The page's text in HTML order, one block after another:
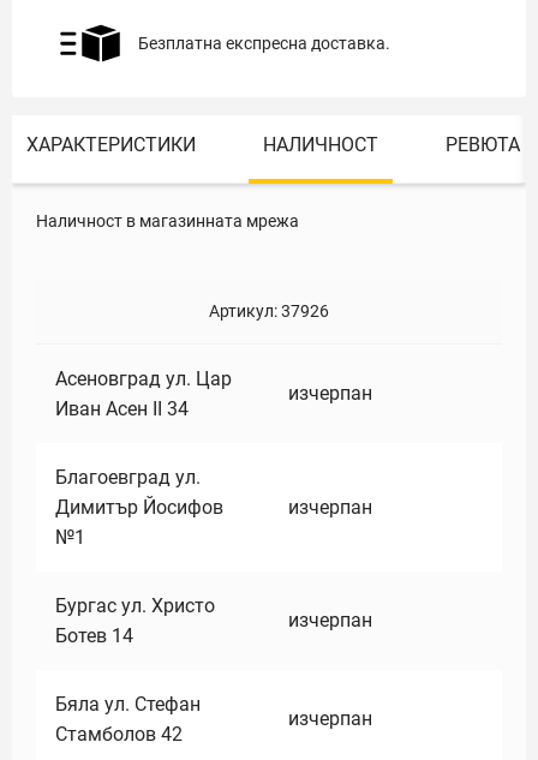
Безплатна експресна доставка.
ХАРАКТЕРИСТИКИ НАЛИЧНОСТ РЕВЮТА
Наличност в магазинната мрежа
Артикул:37926
Асеновград ул. Цар
Иван Асен II 34
изчерпан
Благоевград ул.
Димитър Йосифов
№1
изчерпан
Бургас ул. Христо
Ботев 14
изчерпан
Бяла ул. Стефан
Стамболов 42
изчерпан